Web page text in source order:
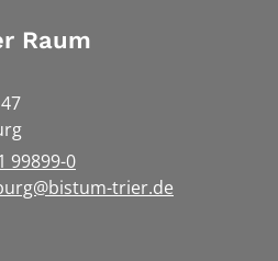
Raum
99899-0
trier.de